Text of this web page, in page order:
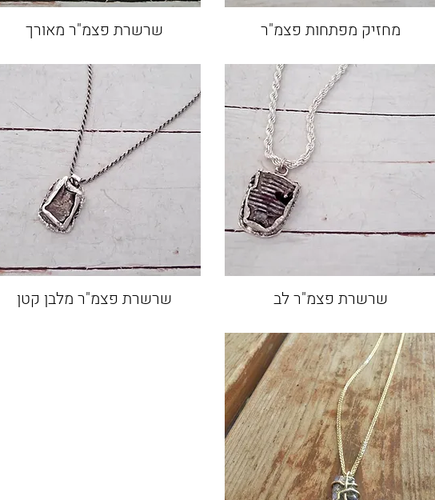
מחזיק מפתחות פצמ"ר שרשרת פצמ"ר מאורך
שרשרת פצמ"ר לב שרשרת פצמ"ר מלבן קטן